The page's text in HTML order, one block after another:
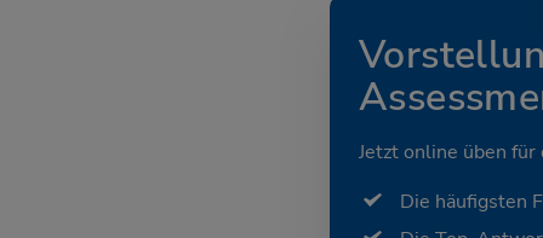
Jetzt online üben für
Die häufigsten